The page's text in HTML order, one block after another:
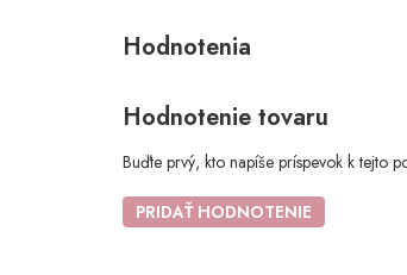
Hodnotenie tovaru
Buďte prvý, kto napíše príspevok k tejto
PRIDAŤ HODNOTENIE